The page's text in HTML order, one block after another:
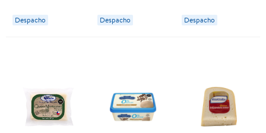
Despacho Despacho Despacho